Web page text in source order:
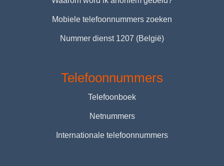
Mobiele telefoonnummers zoeken
Nummer dienst 1207 (België)
Telefoonnummers
Telefoonboek
Netnummers
Internationale telefoonnummers